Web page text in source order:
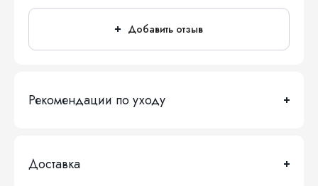
Добавить отзыв
Рекомендации по уходу
Доставка